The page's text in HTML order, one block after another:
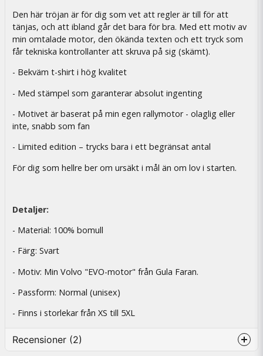
Den här tröjan är för dig som vet att regler är till för att
tänjas, och att ibland går det bara för bra. Med ett motiv av
min omtalade motor, den ökända texten och ett tryck som
får tekniska kontrollanter att skruva på sig (skämt).
- Bekväm t-shirt i hög kvalitet
- Med stämpel som garanterar absolut ingenting
- Motivet är baserat på min egen rallymotor - olaglig eller
inte, snabb som fan
- Limited edition – trycks bara i ett begränsat antal
För dig som hellre ber om ursäkt i mål än om lov i starten.
Detaljer:
- Material: 100% bomull
- Färg: Svart
- Motiv: Min Volvo "EVO-motor" från Gula Faran.
- Passform: Normal (unisex)
- Finns i storlekar från XS till 5XL
Recensioner (2)